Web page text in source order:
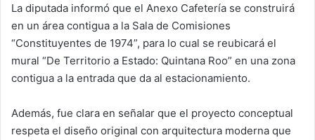
La diputada informó que el Anexo Cafetería se construirá
en un área contigua a la Sala de Comisiones
“Constituyentes de 1974”, para lo cual se reubicará el
mural “De Territorio a Estado: Quintana Roo” en una zona
contigua a la entrada que da al estacionamiento.
Además, fue clara en señalar que el proyecto conceptual
respeta el diseño original con arquitectura moderna que